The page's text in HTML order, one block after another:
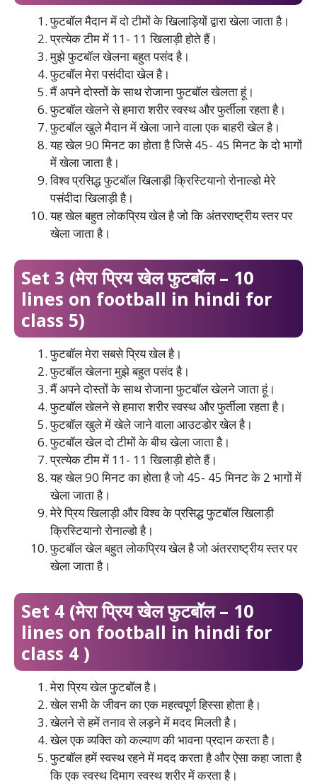
फुटबॉल मैदान में दो टीमों के खिलाड़ियों द्वारा खेला जाता है।
प्रत्येक टीम में 11- 11 खिलाड़ी होते हैं।
मुझे फुटबॉल खेलना बहुत पसंद है।
फुटबॉल मेरा पसंदीदा खेल है।
मैं अपने दोस्तों के साथ रोजाना फुटबॉल खेलता हूं।
फुटबॉल खेलने से हमारा शरीर स्वस्थ और फुर्तीला रहता है।
फुटबॉल खुले मैदान में खेला जाने वाला एक बाहरी खेल है।
यह खेल 90 मिनट का होता है जिसे 45- 45 मिनट के दो भागों
में खेला जाता है।
विश्व प्रसिद्ध फुटबॉल खिलाड़ी क्रिस्टियानो रोनाल्डो मेरे
पसंदीदा खिलाड़ी है।
यह खेल बहुत लोकप्रिय खेल है जो कि अंतरराष्ट्रीय स्तर पर
खेला जाता है।
Set 3 (मेरा प्रिय खेल फुटबॉल – 10
lines on football in hindi for
class 5)
फुटबॉल मेरा सबसे प्रिय खेल है।
फुटबॉल खेलना मुझे बहुत पसंद है।
मैं अपने दोस्तों के साथ रोजाना फुटबॉल खेलने जाता हूं।
फुटबॉल खेलने से हमारा शरीर स्वस्थ और फुर्तीला रहता है।
फुटबॉल खुले में खेले जाने वाला आउटडोर खेल है।
फुटबॉल खेल दो टीमों के बीच खेला जाता है।
प्रत्येक टीम में 11- 11 खिलाड़ी होते हैं।
यह खेल 90 मिनट का होता है जो 45- 45 मिनट के 2 भागों में
खेला जाता है।
मेरे प्रिय खिलाड़ी और विश्व के प्रसिद्ध फुटबॉल खिलाड़ी
क्रिस्टियानो रोनाल्डो है।
फुटबॉल खेल बहुत लोकप्रिय खेल है जो अंतरराष्ट्रीय स्तर पर
खेला जाता है।
Set 4 (मेरा प्रिय खेल फुटबॉल – 10
lines on football in hindi for
class 4 )
मेरा प्रिय खेल फुटबॉल है।
खेल सभी के जीवन का एक महत्वपूर्ण हिस्सा होता है।
खेलने से हमें तनाव से लड़ने में मदद मिलती है।
खेल एक व्यक्ति को कल्याण की भावना प्रदान करता है।
फुटबॉल हमें स्वस्थ रहने में मदद करता है और ऐसा कहा जाता है
कि एक स्वस्थ दिमाग स्वस्थ शरीर में करता है।